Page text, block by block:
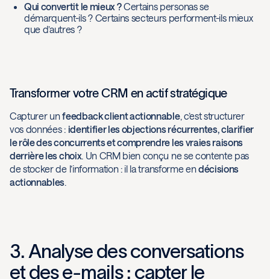
Qui convertit le mieux ?Certains personas se
démarquent-ils ? Certains secteurs performent-ils mieux
que d’autres ?
Transformer votre CRM en actif stratégique
Capturer unfeedback client actionnable, c’est structurer
vos données : identifier les objections récurrentes, clarifier
le rôle des concurrents et comprendre les vraies raisons
derrière les choix. Un CRM bien conçu ne se contente pas
de stocker de l’information : il la transforme endécisions
actionnables.
3. Analyse des conversations
et des e-mails : capter le